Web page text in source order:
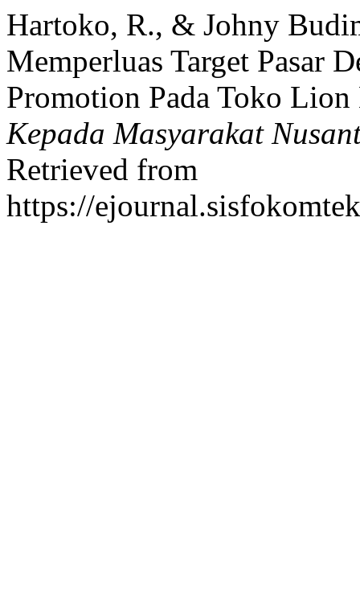
Hartoko, R., & Johny
Memperluas Target Pasar
Promotion Pada Toko
Kepada Masyarakat
Retrieved from
https://